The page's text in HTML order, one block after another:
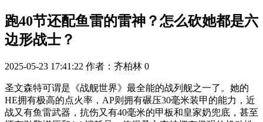
跑40节还配鱼雷的雷神？怎么砍她都是六
边形战士？
2025-05-23 17:41:22 作者：齐柏林 0
圣文森特可谓是《战舰世界》最全能的战列舰之一了。她的
HE拥有极高的点火率，AP则拥有碾压30毫米装甲的能力，近
战又有鱼雷武器，抗伤又有40毫米的甲板和皇家奶兜底，甚至